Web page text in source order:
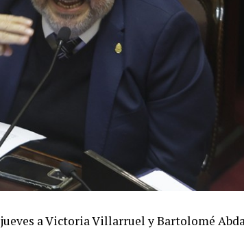
jueves a Victoria Villarruel y Bartolomé